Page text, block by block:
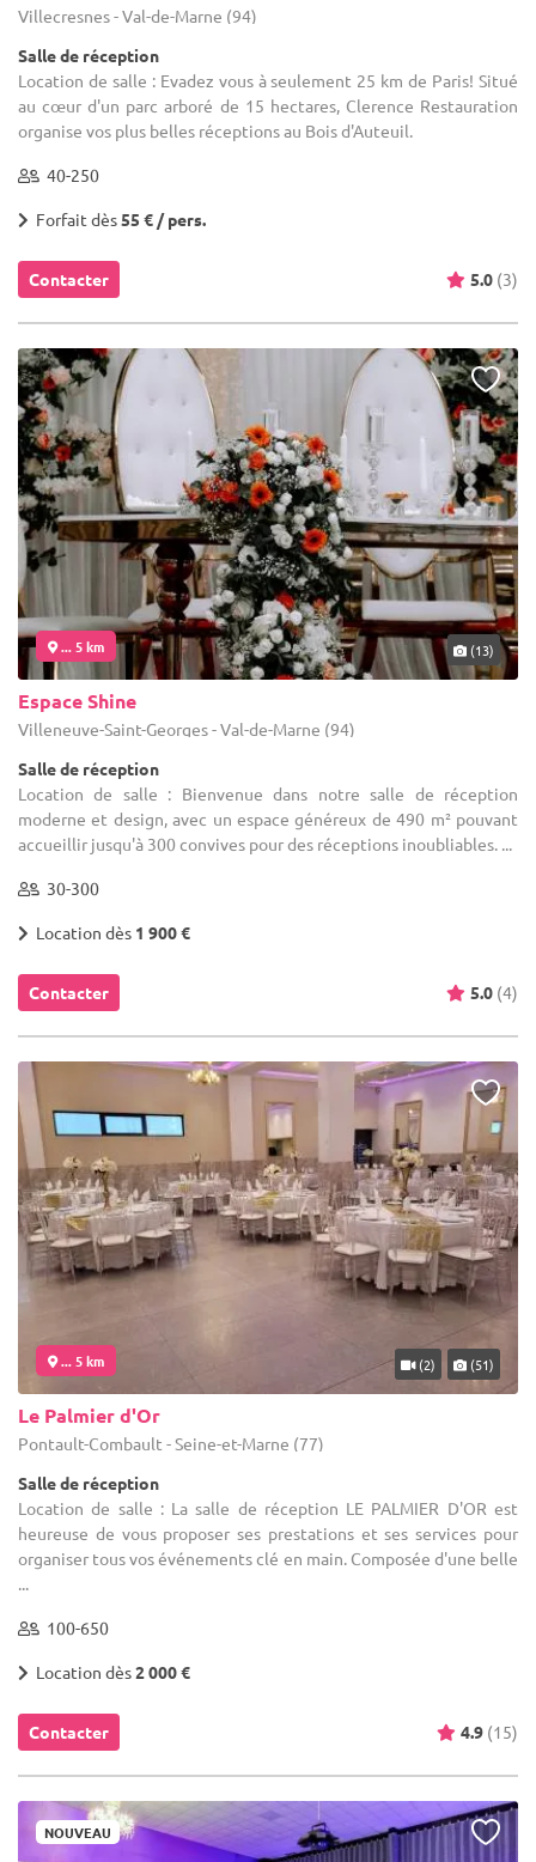
Villecresnes - Val-de-Marne (94)
Salle de réception
Location de salle : Evadez vous à seulement 25 km de Paris! Situé
au cœur d'un parc arboré de 15 hectares, Clerence Restauration
organise vos plus belles réceptions au Bois d'Auteuil.
40-250
Forfait dès 55 € / pers.
Contacter 5.0 (3)
... 5 km (13)
Espace Shine
Villeneuve-Saint-Georges - Val-de-Marne (94)
Salle de réception
Location de salle : Bienvenue dans notre salle de réception
moderne et design, avec un espace généreux de 490 m² pouvant
accueillir jusqu'à 300 convives pour des réceptions inoubliables. ...
30-300
Location dès 1 900 €
Contacter 5.0 (4)
... 5 km (2) (51)
Le Palmier d'Or
Pontault-Combault - Seine-et-Marne (77)
Salle de réception
Location de salle : La salle de réception LE PALMIER D'OR est
heureuse de vous proposer ses prestations et ses services pour
organiser tous vos événements clé en main. Composée d'une belle
...
100-650
Location dès2 000 €
Contacter 4.9 (15)
NOUVEAU